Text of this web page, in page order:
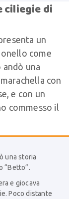
ciliegie di
un
come
una
con
e con un
commesso il
una storia
“Betto”.
e giocava
Poco distante